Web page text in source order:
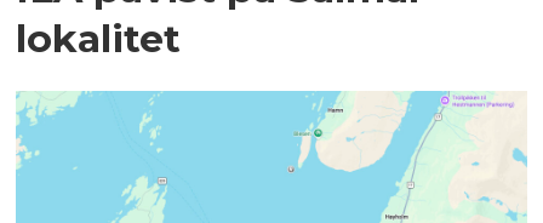
lokalitet